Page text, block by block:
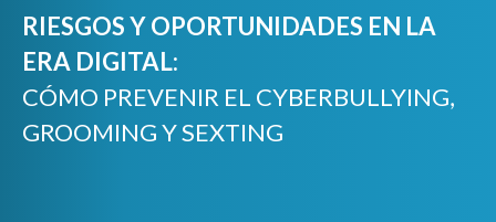
RIESGOS Y OPORTUNIDADES EN LA
ERA DIGITAL:
CÓMO PREVENIR EL CYBERBULLYING,
GROOMING Y SEXTING